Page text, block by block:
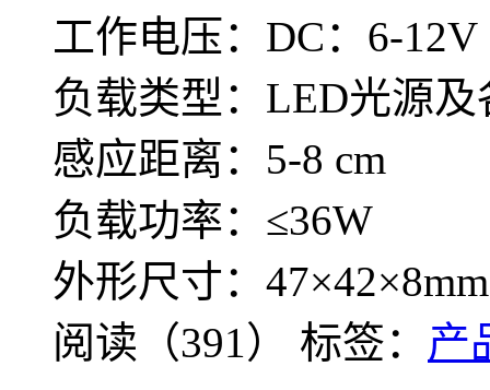
工作电压：DC：6-12V
负载类型：LED光源
感应距离：5-8 cm
负载功率：≤36W
外形尺寸：47×42×8mm
阅读（391） 标签： 产